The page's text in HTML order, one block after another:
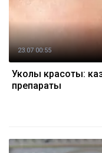
23.07 00:55
Уколы красоты:
препараты